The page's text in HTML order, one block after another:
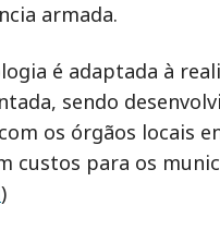
armada.
é adaptada à
sendo
os órgãos locais
custos para os
)